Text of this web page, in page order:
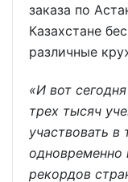
заказа по
Казахстане
различные
«И вот
трех тысяч
участвовать
одновременно
рекордов